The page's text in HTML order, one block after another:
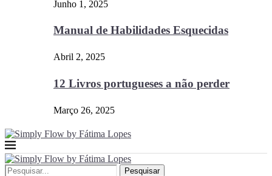
Junho 1, 2025
Manual de Habilidades Esquecidas
Abril 2, 2025
12 Livros portugueses a não perder
Março 26, 2025
Pesquisar